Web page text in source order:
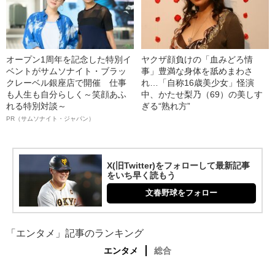
オープン1周年を記念した特別イ
ベントがサムソナイト・ブラッ
クレーベル銀座店で開催 仕事
も人生も自分らしく～笑顔あふ
れる特別対談～
PR（サムソナイト・ジャパン）
ヤクザ顔負けの「血みどろ情
事」豊満な身体を舐めまわさ
れ…「自称16歳美少女」怪演
中、かたせ梨乃（69）の美しす
ぎる“熟れ方”
X(旧Twitter)をフォローして最新記事
をいち早く読もう
文春野球をフォロー
「エンタメ」記事のランキング
エンタメ 総合